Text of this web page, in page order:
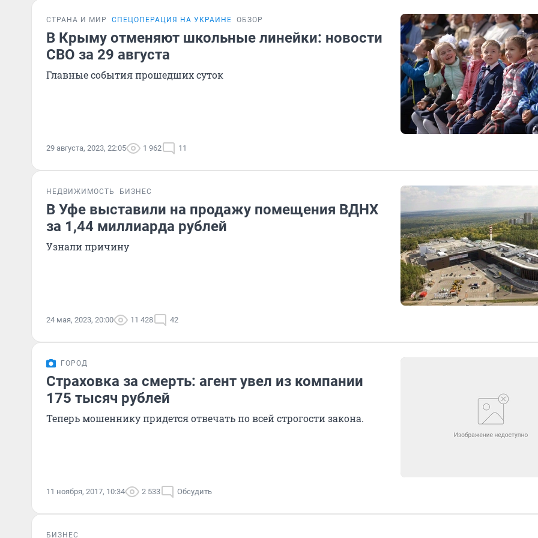
СТРАНА И МИР СПЕЦОПЕРАЦИЯ НА УКРАИНЕ ОБЗОР
В Крыму отменяют школьные линейки: новости
СВО за 29 августа
Главные события прошедших суток
29 августа, 2023, 22:05 1 962 11
НЕДВИЖИМОСТЬ БИЗНЕС
В Уфе выставили на продажу помещения ВДНХ
за 1,44 миллиарда рублей
Узнали причину
24 мая, 2023, 20:00 11 428 42
ГОРОД
Страховка за смерть: агент увел из компании
175 тысяч рублей
Теперь мошеннику придется отвечать по всей строгости закона.
11 ноября, 2017, 10:34 2 533 Обсудить
БИЗНЕС